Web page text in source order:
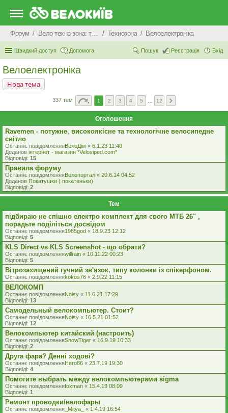
Форум Вело-техно-зона: технічні питання та консультації Технозона Велоелектроніка
Швидкий доступ Допомога Вхід
Реєстрація
Пошук
Велоелектроніка
Нова тема
337 тем 1 2 3 4 5 12
Оголошення
Ravemen - потужне, високоякісне та технологічне велосипедне
світло
Останнє повідомленняВелоДім « 6.1.23 11:40
Доданов iнтернет - магазин *Velosiped.com*
Відповіді: 15
Правила форуму
Останнє повідомленняВелопортал « 20.6.14 04:52
Доданов Покатушки ( покатеньки)
Відповіді: 2
Тем
підбираю не спішно електро комплект для свого МТБ 26" ,
порадьте поділіться досвідом
Останнє повідомлення1985god « 18.9.23 12:12
Відповіді: 5
KLS Direct vs KLS Screenshot - що обрати?
Останнє повідомленняwillrain « 10.11.22 00:23
Відповіді: 5
Вітрозахищений гучний зв'язок, типу колонки із спікерфоном.
Останнє повідомленняkokos76 « 2.9.22 11:15
ВЕЛОКОМП
Останнє повідомленняNoisy « 11.6.21 17:29
Відповіді: 13
Самодельный велокомпьютер. Стоит?
Останнє повідомленняNoisy « 16.5.21 01:52
Відповіді: 12
Велокомпьютер китайский (настроить)
Останнє повідомленняSnowTiger « 16.9.19 10:33
Відповіді: 2
Друга фара? Денні ходові?
Останнє повідомленняHero86 « 23.7.19 19:30
Відповіді: 4
Помогите выбрать между велокомпьютерами sigma
Останнє повідомленняfoxman « 15.4.19 08:09
Відповіді: 1
Ремонт проводки/велофары
Останнє повідомлення _Mitya_ « 1.4.19 16:54